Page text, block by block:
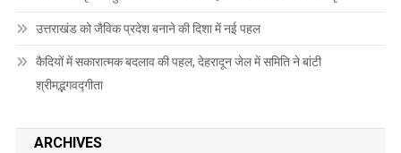
उत्तराखंड को जैविक प्रदेश बनाने की दिशा में नई पहल
कैदियों में सकारात्मक बदलाव की पहल, देहरादून जेल में समिति ने बांटी
श्रीमद्भगवद्गीता
ARCHIVES